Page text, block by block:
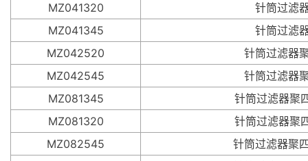
MZ041320
针筒过滤
MZ041345
针筒过滤
MZ042520
针筒过滤器
MZ042545
针筒过滤器
MZ081345
针筒过滤器聚
MZ081320
针筒过滤器聚
MZ082545
针筒过滤器聚